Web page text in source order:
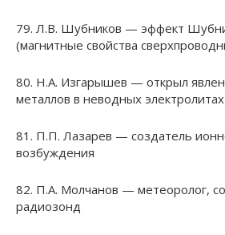
79. Л.В. Шубников — эффект
(магнитные свойства
80. Н.А. Изгарышев — открыл
металлов в неводных электролитах
81. П.П. Лазарев — создатель
возбуждения
82. П.А. Молчанов — метеоролог,
радиозонд